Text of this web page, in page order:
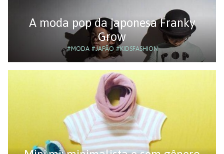
A moda pop da japonesa Franky
Grow
#MODA#JAPÃO #KIDSFASHION